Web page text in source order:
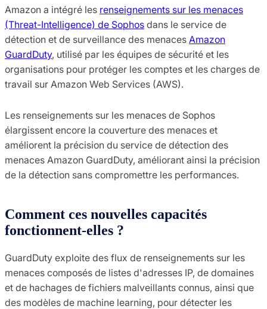
Amazon a intégré les renseignements sur les menaces
(Threat-Intelligence) de Sophos dans le service de
détection et de surveillance des menaces Amazon
GuardDuty, utilisé par les équipes de sécurité et les
organisations pour protéger les comptes et les charges de
travail sur Amazon Web Services (AWS).
Les renseignements sur les menaces de Sophos
élargissent encore la couverture des menaces et
améliorent la précision du service de détection des
menaces Amazon GuardDuty, améliorant ainsi la précision
de la détection sans compromettre les performances.
Comment ces nouvelles capacités
fonctionnent-elles ?
GuardDuty exploite des flux de renseignements sur les
menaces composés de listes d'adresses IP, de domaines
et de hachages de fichiers malveillants connus, ainsi que
des modèles de machine learning, pour détecter les